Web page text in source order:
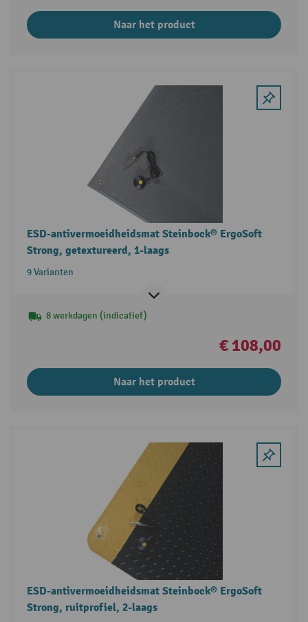
Naar het product
ESD-antivermoeidheidsmat Steinbock® ErgoSoft
Strong, getextureerd, 1-laags
9 Varianten
8 werkdagen (indicatief)
€ 108,00
Naar het product
ESD-antivermoeidheidsmat Steinbock® ErgoSoft
Strong, ruitprofiel, 2-laags